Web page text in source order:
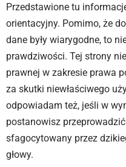
Przedstawione tu
orientacyjny. Pomimo, że
dane były wiarygodne, to
prawdziwości. Tej strony
prawnej w zakresie prawa
za skutki niewłaściwego
odpowiadam też, jeśli w
postanowisz
sfagocytowany przez
głowy.